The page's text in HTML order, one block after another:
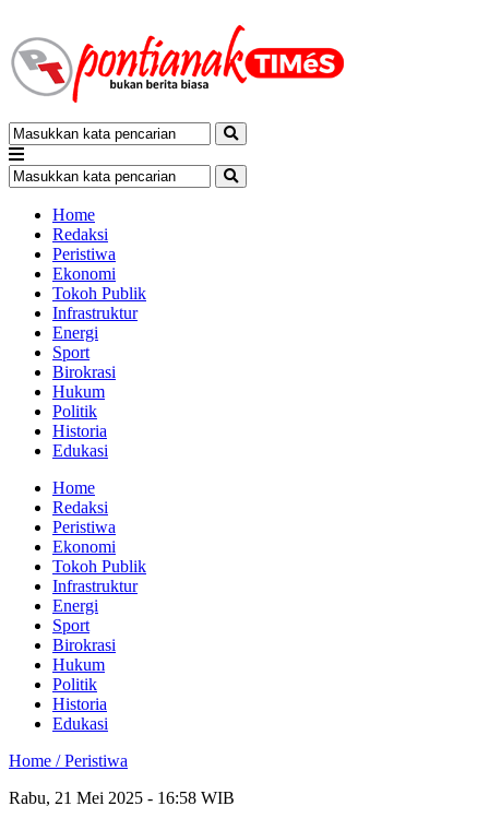
Home
Redaksi
Peristiwa
Ekonomi
Tokoh Publik
Infrastruktur
Energi
Sport
Birokrasi
Hukum
Politik
Historia
Edukasi
Home
Redaksi
Peristiwa
Ekonomi
Tokoh Publik
Infrastruktur
Energi
Sport
Birokrasi
Hukum
Politik
Historia
Edukasi
Home /Peristiwa
Rabu, 21 Mei 2025 - 16:58 WIB